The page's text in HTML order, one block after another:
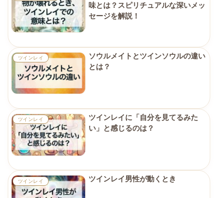
味とは？スピリチュアルな深いメッ
セージを解説！
ツインレイ
ソウルメイトとツインソウルの違い
とは？
ツインレイ
ツインレイに「自分を見てるみた
い」と感じるのは？
ツインレイ ツインレイ男性が動くとき